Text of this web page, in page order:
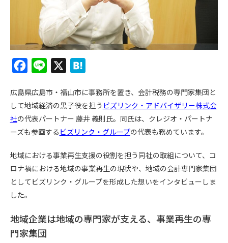
c
e
o
k
n
e
t
e
広島県広島市・福山市に事務所を置き、会計税務の専門家集団と
して地域経済の黒子役を担う ビズリンク・アドバイザリー株式会
社の代表パートナー 藤井 義則氏。同氏は、クレジオ・パートナ
ーズも参画する ビズリンク・グループの代表も務めています。
地域における事業再生支援の役割を担う同社の取組について、コ
ロナ禍における地域の事業再生の現状や、地域の会計専門家集団
としてビズリンク・グループを形成した想いをインタビューしま
した。
地域企業は地域の専門家が支える、事業再生の専
門家集団